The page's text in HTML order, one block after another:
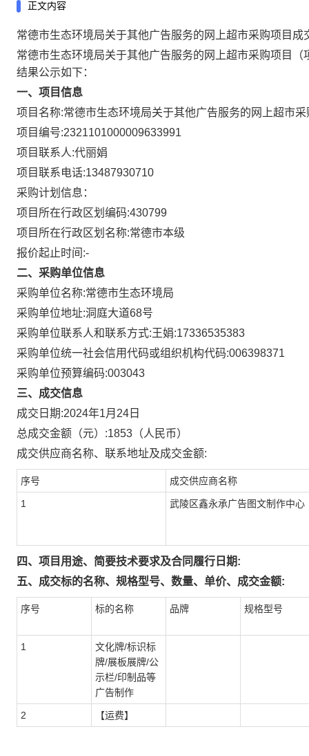
正文内容
常德市生态环境局关于其他广告服务的网上超市采购项目成
常德市生态环境局关于其他广告服务的网上超市采购项目
结果公示如下：
一、项目信息
项目名称:常德市生态环境局关于其他广告服务的网上超市采
项目编号:2321101000009633991
项目联系人:代丽娟
项目联系电话:13487930710
采购计划信息：
项目所在行政区划编码:430799
项目所在行政区划名称:常德市本级
报价起止时间:-
二、采购单位信息
采购单位名称:常德市生态环境局
采购单位地址:洞庭大道68号
采购单位联系人和联系方式:王娟:17336535383
采购单位统一社会信用代码或组织机构代码:006398371
采购单位预算编码:003043
三、成交信息
成交日期:2024年1月24日
总成交金额（元）:1853 （人民币）
成交供应商名称、联系地址及成交金额:
序号 成交供应商名称
1 武陵区鑫永承广告图文制作中心
四、项目用途、简要技术要求及合同履行日期:
五、成交标的名称、规格型号、数量、单价、成交金额:
序号 标的名称 品牌 规格型号
1
文化牌/标识标
牌/展板展牌/公
示栏/印制品等
广告制作
2 【运费】